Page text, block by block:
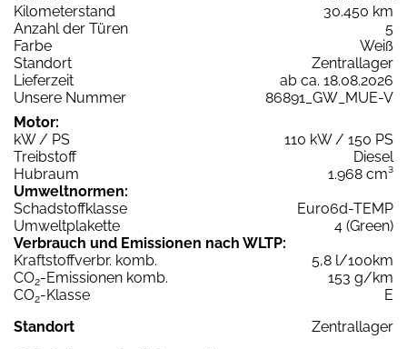
Kilometerstand
30.450 km
Anzahl der Türen
5
Farbe
Weiß
Standort
Zentrallager
Lieferzeit
ab ca. 18.08.2026
Unsere Nummer
86891_GW_MUE-V
Motor:
kW / PS
110 kW / 150 PS
Treibstoff
Diesel
Hubraum
1.968 cm³
Umweltnormen:
Schadstoffklasse
Euro6d-TEMP
Umweltplakette
4 (Green)
Verbrauch und Emissionen nach WLTP:
Kraftstoffverbr. komb.
5,8 l/100km
CO2-Emissionen komb.
153 g/km
CO2-Klasse
E
Standort
Zentrallager